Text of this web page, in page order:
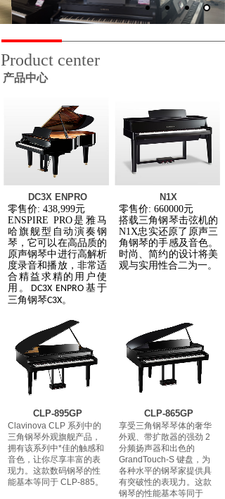
Product center
产品中心
DC3X ENPRO
零售价: 438,999元
ENSPIRE PRO是雅马
哈旗舰型自动演奏钢
琴，它可以在高品质的
原声钢琴中进行高解析
度录音和播放，非常适
合精益求精的用户使
用。 DC3X ENPRO 基于
三角钢琴C3X。
N1X
零售价: 660000元
搭载三角钢琴击弦机的
N1X忠实还原了原声三
角钢琴的手感及音色。
时尚、简约的设计将美
观与实用性合二为一。
CLP-895GP
Clavinova CLP 系列中的
三角钢琴外观旗舰产品，
拥有该系列中*佳的触感和
音色，让你尽享丰富的表
现力。这款数码钢琴的性
能基本等同于 CLP-885。
CLP-865GP
享受三角钢琴琴体的奢华
外观、带扩散器的强劲 2
分频扬声器和出色的
GrandTouch-S 键盘，为
各种水平的钢琴家提供具
有突破性的表现力。这款
钢琴的性能基本等同于